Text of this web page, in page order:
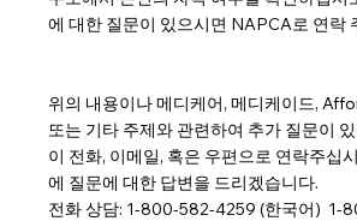
에 대한 질문이 있으시면 NAPCA로 연락
위의 내용이나 메디케어, 메디케이드,
또는 기타 주제와 관련하여 추가 질문이
이 전화, 이메일, 혹은 우편으로 연락주십
에 질문에 대한 답변을 드리겠습니다.
전화 상담: 1-800-582-4259 (한국어)  1-